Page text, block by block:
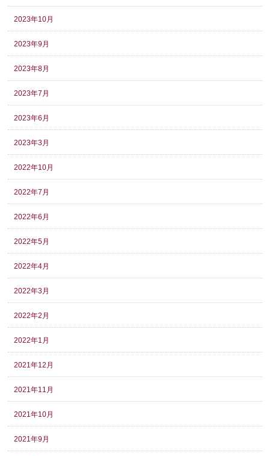
2023年10月
2023年9月
2023年8月
2023年7月
2023年6月
2023年3月
2022年10月
2022年7月
2022年6月
2022年5月
2022年4月
2022年3月
2022年2月
2022年1月
2021年12月
2021年11月
2021年10月
2021年9月